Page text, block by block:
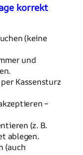
korrekt
(keine
und
Kassensturz
–
(z. B.
ablegen.
(auch